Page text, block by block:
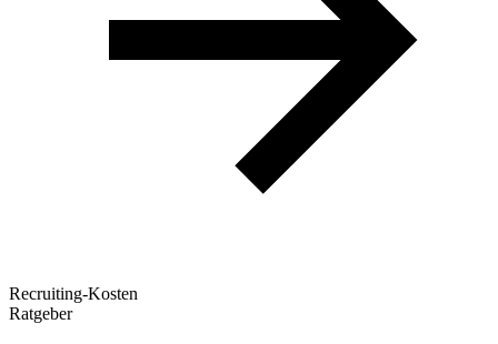
Recruiting-Kosten
Ratgeber